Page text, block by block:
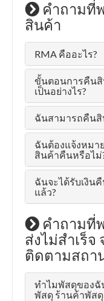
คำถามที่
สินค้า
RMA คืออะไร?
ขั้นตอนการคืนสิ
เป็นอย่างไร?
ฉันสามารถคืนสิ
ฉันต้องแจ้งหมา
สินค้าคืนหรือไม่
ฉันจะได้รับเงิน
แล้ว?
คำถามที่
ส่งไม่สำเร็
ติดตามสถา
ทำไมพัสดุของฉั
พัสดุ ร้านค้าพัส